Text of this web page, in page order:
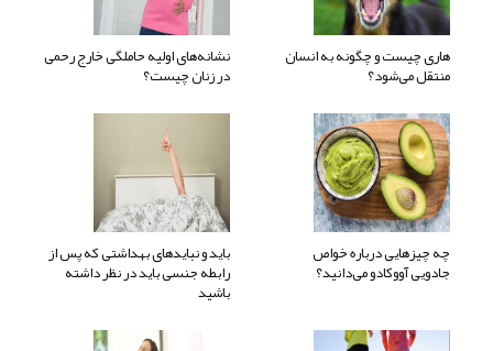
هاری چیست و چگونه به انسان
منتقل می‌شود؟
نشانه‌های اولیه حاملگی خارج رحمی
در زنان چیست؟
چه چیزهایی درباره خواص
جادویی آووکادو می‌دانید؟
باید و نبایدهای بهداشتی که پس از
رابطه جنسی باید در نظر داشته
باشید